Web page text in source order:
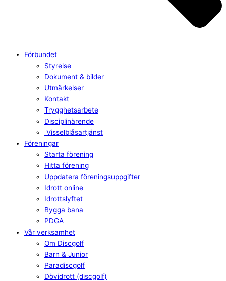
Förbundet
Styrelse
Dokument & bilder
Utmärkelser
Kontakt
Trygghetsarbete
Disciplinärende
Visselblåsartjänst
Föreningar
Starta förening
Hitta förening
Uppdatera föreningsuppgifter
Idrott online
Idrottslyftet
Bygga bana
PDGA
Vår verksamhet
Om Discgolf
Barn & Junior
Paradiscgolf
Dövidrott (discgolf)